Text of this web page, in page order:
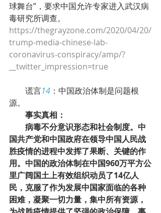
球舞台”，要求中国允许专家进入武汉病
毒研究所调查。
https://thegrayzone.com/2020/04/20/
trump-media-chinese-lab-
coronavirus-conspiracy/amp/?
__twitter_impression=true
        谎言
14 ：中国政治体制是问题根
源。
事实真相：
病毒不分意识形态和社会制度。中
国共产党和中国政府在领导中国人民战
胜疫情的进程中发挥了果断、关键的作
用。中国的政治体制在中国960万平方公
里广阔国土上有效组织动员了14亿人
民，克服了作为发展中国家面临的各种
困难，凝聚一切力量，集中所有资源，